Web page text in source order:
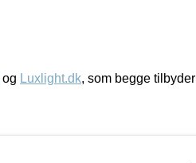
og Luxlight.dk, som begge tilbyder